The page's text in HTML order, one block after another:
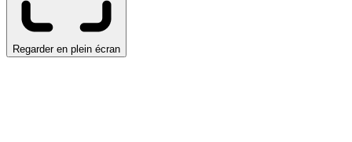
Regarder en plein écran